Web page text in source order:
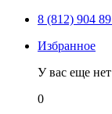
8 (812) 904
Избранное
У вас еще
0